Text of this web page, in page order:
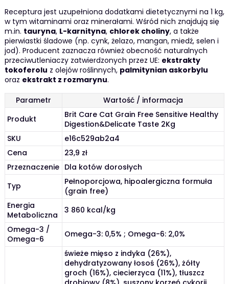
Receptura jest uzupełniona dodatkami dietetycznymi na 1 kg,
w tym witaminami oraz minerałami. Wśród nich znajdują się
m.in. tauryna, L-karnityna, chlorek choliny, a także
pierwiastki śladowe (np. cynk, żelazo, mangan, miedź, selen i
jod). Producent zaznacza również obecność naturalnych
przeciwutleniaczy zatwierdzonych przez UE: ekstrakty
tokoferolu z olejów roślinnych, palmitynian askorbylu
oraz ekstrakt z rozmarynu.
Parametr
Wartość / informacja
Produkt
Brit Care Cat Grain Free Sensitive Healthy
Digestion&Delicate Taste 2Kg
SKU
e16c529ab2a4
Cena
23,9 zł
Przeznaczenie Dla kotów dorosłych
Typ
Pełnoporcjowa, hipoalergiczna formuła
(grain free)
Energia
Metaboliczna
3 860 kcal/kg
Omega-3 /
Omega-6
Omega-3: 0,5% ; Omega-6: 2,0%
świeże mięso z indyka (26%),
dehydratyzowany łosoś (26%), żółty
groch (16%), ciecierzyca (11%), tłuszcz